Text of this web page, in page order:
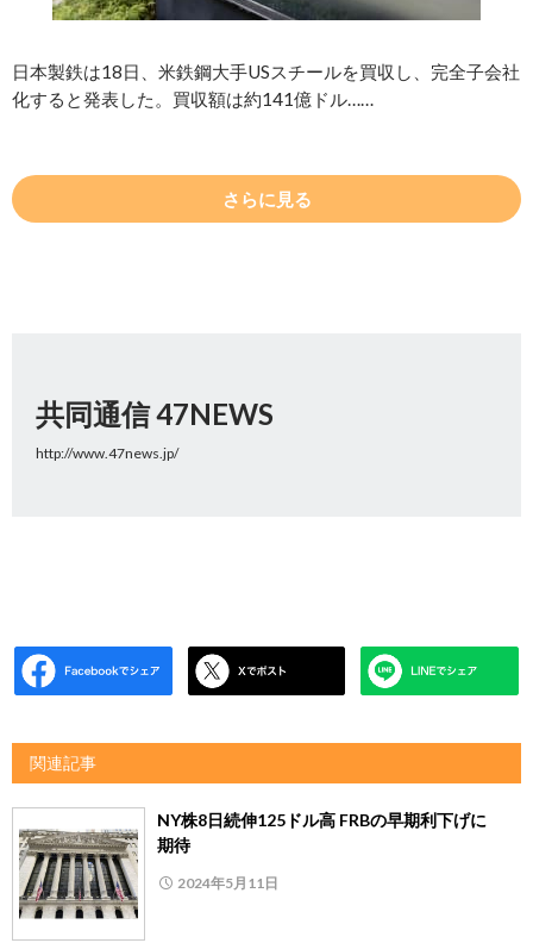
日本製鉄は18日、米鉄鋼大手USスチールを買収し、完全子会社
化すると発表した。買収額は約141億ドル……
さらに見る
共同通信 47NEWS
http://www.47news.jp/
関連記事
NY株8日続伸125ドル高 FRBの早期利下げに
期待
2024年5月11日